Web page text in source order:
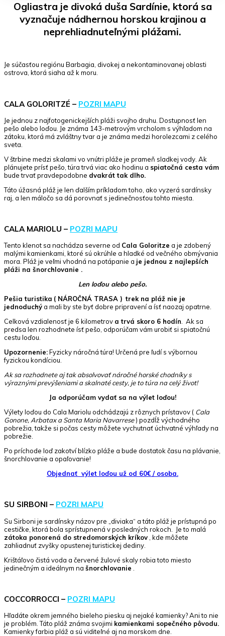
Ogliastra je divoká duša Sardínie, ktorá sa
vyznačuje nádhernou horskou krajinou a
neprehliadnuteľnými plážami.
Je súčasťou regiónu Barbagia, divokej a nekontaminovanej oblasti
ostrova, ktorá siaha až k moru.
CALA GOLORITZÉ – POZRI MAPU
Je jednou z najfotogenickejších pláži svojho druhu. Dostupnosť len
pešo alebo loďou. Je známa 143-metrovým vrcholom s výhľadom na
zátoku, ktorá má zvláštny tvar a je známa medzi horolezcami z celého
sveta.
V štrbine medzi skalami vo vnútri pláže je prameň sladkej vody. Ak
plánujete prísť pešo, túra trvá viac ako hodinu a spiatočná cesta vám
bude trvať pravdepodobne dvakrát tak dlho.
Táto úžasná pláž je len ďalším príkladom toho, ako vyzerá sardínsky
raj, a len máločo sa dá porovnať s jedinečnosťou tohto miesta.
CALA MARIOLU – POZRI MAPU
Tento klenot sa nachádza severne od Cala Goloritze a je zdobený
malými kamienkami, ktoré sú okrúhle a hladké od večného obmývania
mora. Pláž je veľmi vhodná na potápanie a je jednou z najlepších
pláži na šnorchlovanie .
Len loďou alebo pešo.
Pešia turistika ( NÁROČNÁ TRASA ) trek na pláž nie je
jednoduchýa mali by ste byť dobre pripravení a ísť naozaj opatrne.
Celková vzdialenosť je 6 kilometrov a trvá skoro 6 hodín . Ak sa
predsa len rozhodnete ísť pešo, odporúčam vám urobiť si spiatočnú
cestu loďou.
Upozornenie:Fyzicky náročná túra! Určená pre ľudí s výbornou
fyzickou kondíciou.
Ak sa rozhodnete aj tak absolvovať náročné horské chodníky s
výraznými prevýšeniami a skalnaté cesty, je to túra na celý život!
Ja odporúčam vydať sa na výlet loďou!
Výlety loďou do Cala Mariolu odchádzajú z rôznych prístavov ( Cala
Gonone, Arbatax a Santa Maria Navarrese) pozdĺž východného
pobrežia, takže si počas cesty môžete vychutnať úchvatné výhľady na
pobrežie.
Po príchode loď zakotví blízko pláže a bude dostatok času na plávanie,
šnorchlovanie a opaľovanie!
Objednať výlet loďou už od 60€ / osoba.
SU SIRBONI – POZRI MAPU
Su Sirboni je sardínsky názov pre „diviaka“ a táto pláž je prístupná po
cestičke, ktorá bola sprístupnená v posledných rokoch. Je to malá
zátoka ponorená do stredomorských kríkov , kde môžete
zahliadnuť zvyšky opustenej turistickej dediny.
Krištáľovo čistá voda a červené žulové skaly robia toto miesto
jedinečným a ideálnym na šnorchlovanie
COCCORROCCI – POZRI MAPU
Hľadáte okrem jemného bieleho piesku aj nejaké kamienky? Ani to nie
je problém. Táto pláž známa svojimi kamienkami sopečného pôvodu.
Kamienky farbia pláž a sú viditeľné aj na morskom dne.